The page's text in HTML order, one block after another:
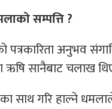
सम्पत्ति ?
अनुभव
ऋषि सानैबाट चलाख
साथ गरि हाल्ने